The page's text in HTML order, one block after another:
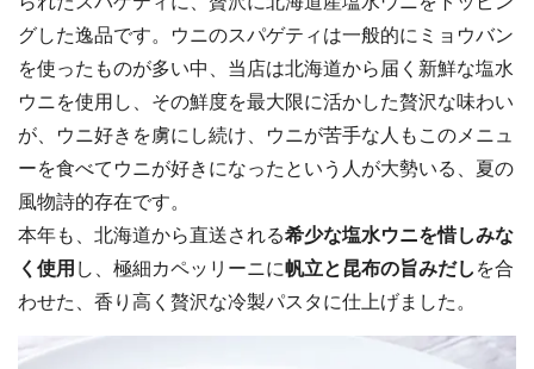
グした逸品です。ウニのスパゲティは一般的にミョウバン
を使ったものが多い中、当店は北海道から届く新鮮な塩水
ウニを使用し、その鮮度を最大限に活かした贅沢な味わい
が、ウニ好きを虜にし続け、ウニが苦手な人もこのメニュ
ーを食べてウニが好きになったという人が大勢いる、夏の
風物詩的存在です。
本年も、北海道から直送される希少な塩水ウニを惜しみな
く使用 し、極細カペッリーニに帆立と昆布の旨みだし を合
わせた、香り高く贅沢な冷製パスタに仕上げました。